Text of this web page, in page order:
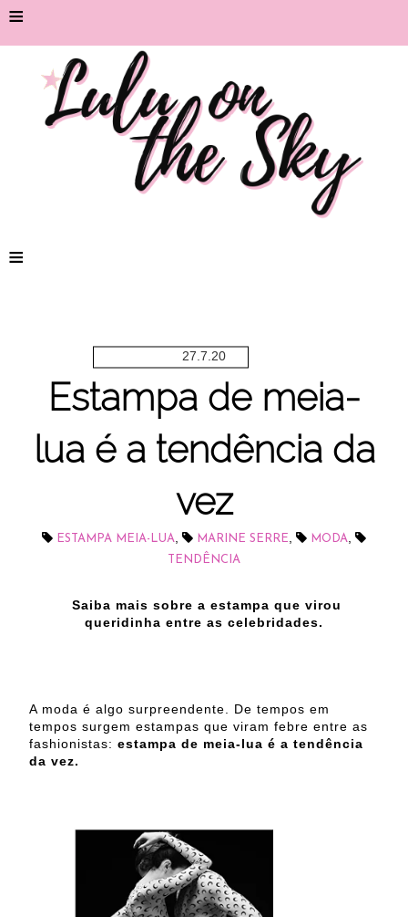
≡
≡
27.7.20
Estampa de meia-
lua é a tendência da
vez
ESTAMPA MEIA-LUA, MARINE SERRE, MODA,
TENDÊNCIA
Saiba mais sobre a estampa que virou
queridinha entre as celebridades.
A moda é algo surpreendente. De tempos em
tempos surgem estampas que viram febre entre as
fashionistas: estampa de meia-lua é a tendência
da vez.